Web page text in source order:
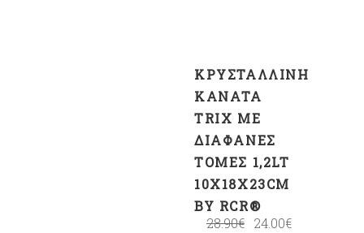
ΚΡΥΣΤΆΛΛΙΝΗ
ΚΑΝΆΤΑ
TRIX ΜΕ
ΔΙΆΦΑΝΕΣ
ΤΟΜΈΣ 1,2LT
10X18X23CM
BY RCR®
28.90€ 24.00€